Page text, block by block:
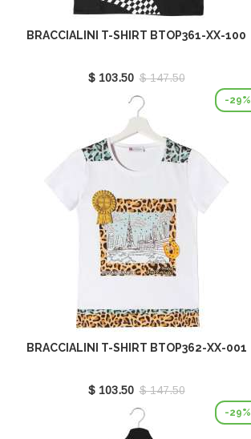
BRACCIALINI T-SHIRT BTOP361-XX-100
$ 103.50 $ 147.50
-29%
BRACCIALINI T-SHIRT BTOP362-XX-001
$ 103.50 $ 147.50
-29%